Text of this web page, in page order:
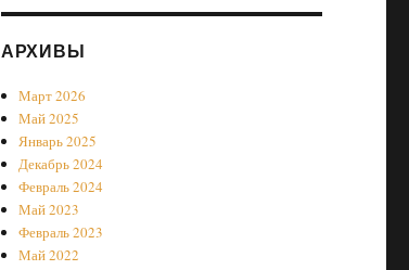
АРХИВЫ
Март 2026
Май 2025
Январь 2025
Декабрь 2024
Февраль 2024
Май 2023
Февраль 2023
Май 2022